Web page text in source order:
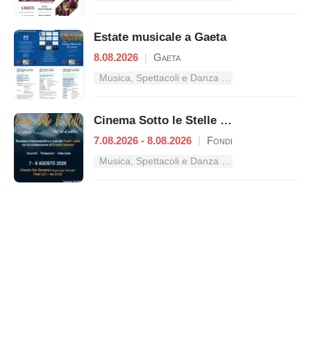
Estate musicale a Gaeta
8.08.2026 | Gaeta
Cinema Sotto le Stelle – Dal mito al pubblico
7.08.2026 - 8.08.2026 | Fondi